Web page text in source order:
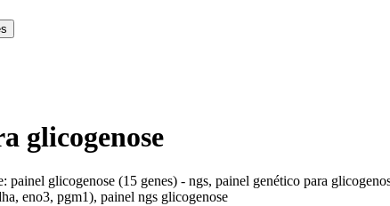
glicogenose
painel glicogenose (15 genes) - ngs, painel genético para
eno3, pgm1), painel ngs glicogenose